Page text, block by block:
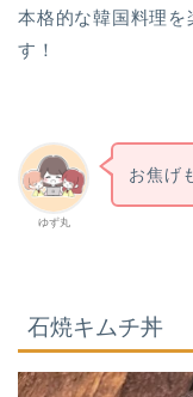
本格的な韓国料理
す！
ゆず丸
お焦げ
石焼キムチ丼